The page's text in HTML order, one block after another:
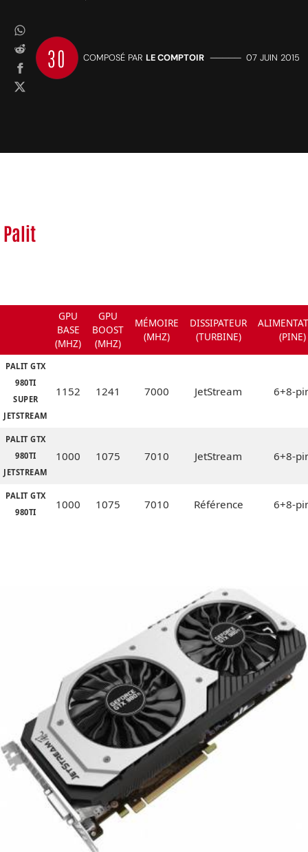
30 COMPOSÉ PAR LE COMPTOIR ————— 07 JUIN 2015
Palit
GPU
BASE
(MHZ)
GPU
BOOST
(MHZ)
MÉMOIRE
(MHZ)
DISSIPATEUR
(TURBINE)
(PINE)
PALIT GTX
980TI
SUPER
JETSTREAM
1152 1241 7000 JetStream 6+8-
PALIT GTX
980TI
JETSTREAM
1000 1075 7010 JetStream 6+8-
PALIT GTX
980TI
1000 1075 7010 Référence 6+8-